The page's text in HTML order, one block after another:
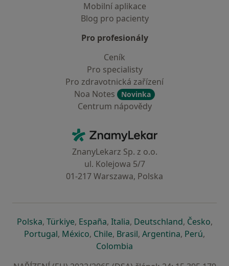
Mobilní aplikace
Blog pro pacienty
Pro profesionály
Ceník
Pro specialisty
Pro zdravotnická zařízení
Noa Notes
Novinka
Centrum nápovědy
ZnamyLekar - Hlavní stránka
ZnanyLekarz Sp. z o.o.
ul. Kolejowa 5/7
01-217 Warszawa, Polska
Polskase otevře v nové záložce
, Türkiyese otevře v nové záložce
, Españase otevře v nové záložce
, Italiase otevře v nové záložce
, Deutschlandse otevře v
, Českose
,
Portugalse otevře v nové záložce
, Méxicose otevře v nové záložce
, Chilese otevře v nové záložce
, Brasilse otevře v nové
, Argentinase otevře v
, Perúse
,
Colombia